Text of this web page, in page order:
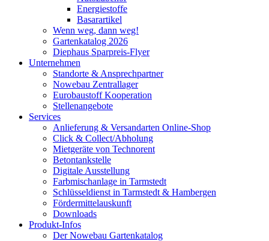
Energiestoffe
Basarartikel
Wenn weg, dann weg!
Gartenkatalog 2026
Diephaus Sparpreis-Flyer
Unternehmen
Standorte & Ansprechpartner
Nowebau Zentrallager
Eurobaustoff Kooperation
Stellenangebote
Services
Anlieferung & Versandarten Online-Shop
Click & Collect/Abholung
Mietgeräte von Technorent
Betontankstelle
Digitale Ausstellung
Farbmischanlage in Tarmstedt
Schlüsseldienst in Tarmstedt & Hambergen
Fördermittelauskunft
Downloads
Produkt-Infos
Der Nowebau Gartenkatalog